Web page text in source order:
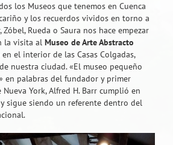
los Museos que tenemos en Cuenca
y los recuerdos vividos en torno a
Rueda o Saura nos hace empezar
la visita al Museo de Arte Abstracto
el interior de las Casas Colgadas,
nuestra ciudad. «El museo pequeño
en palabras del fundador y primer
York, Alfred H. Barr cumplió en
sigue siendo un referente dentro del